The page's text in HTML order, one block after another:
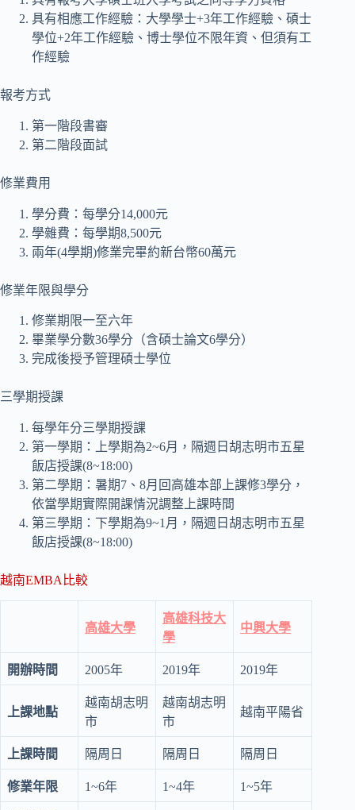
具有相應工作經驗：大學學士+3年工作經驗、碩士
學位+2年工作經驗、博士學位不限年資、但須有工
作經驗
報考方式
第一階段書審
第二階段面試
修業費用
學分費：每學分14,000元
學雜費：每學期8,500元
兩年(4學期)修業完畢約新台幣60萬元
修業年限與學分
修業期限一至六年
畢業學分數36學分（含碩士論文6學分）
完成後授予管理碩士學位
三學期授課
每學年分三學期授課
第一學期：上學期為2~6月，隔週日胡志明市五星
飯店授課(8~18:00)
第二學期：暑期7、8月回高雄本部上課修3學分，
依當學期實際開課情況調整上課時間
第三學期：下學期為9~1月，隔週日胡志明市五星
飯店授課(8~18:00)
越南EMBA比較
高雄大學
高雄科技大
學
中興大學
開辦時間 2005年 2019年 2019年
上課地點
越南胡志明
市
越南胡志明
市
越南平陽省
上課時間 隔周日 隔周日 隔周日
修業年限 1~6年 1~4年 1~5年